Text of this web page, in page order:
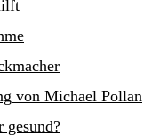
von Michael Pollan
gesund?